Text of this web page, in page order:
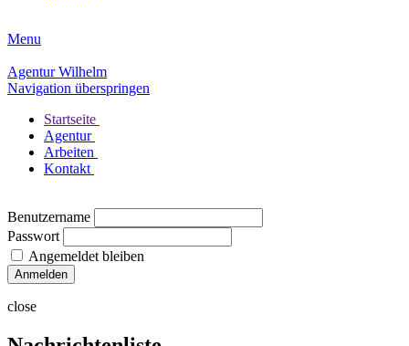
Menu
Agentur Wilhelm
Navigation überspringen
Startseite
Agentur
Arbeiten
Kontakt
Benutzername
Passwort
Angemeldet bleiben
close